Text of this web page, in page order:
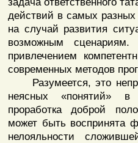
действий в самых
на случай развития
возможным сценариям.
привлечением
современных методов
Разумеется, это
неясных «понятий» в
проработка доброй
может быть воспринята
нелояльности